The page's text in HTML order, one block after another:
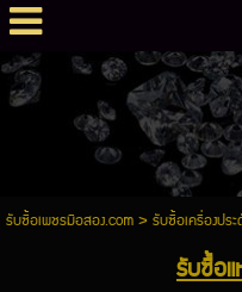
รับซื้อเพชรมือสอง.com> รับซื้อเครื่องปร
รับซื้อแ